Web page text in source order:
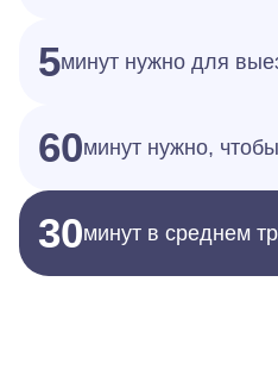
5минут нужно для
60минут нужно,
30минут в среднем